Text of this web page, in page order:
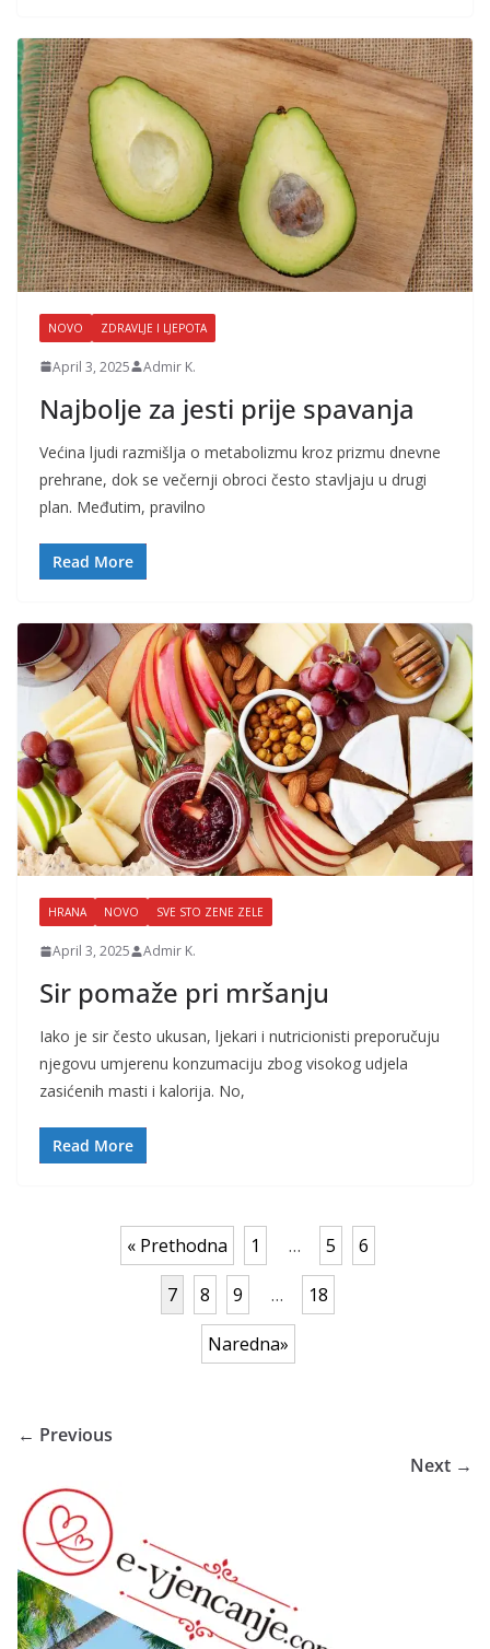
NOVO ZDRAVLJE I LJEPOTA
April 3, 2025 Admir K.
Najbolje za jesti prije spavanja
Većina ljudi razmišlja o metabolizmu kroz prizmu dnevne
prehrane, dok se večernji obroci često stavljaju u drugi
plan. Međutim, pravilno
Read More
HRANA NOVO SVE STO ZENE ZELE
April 3, 2025 Admir K.
Sir pomaže pri mršanju
Iako je sir često ukusan, ljekari i nutricionisti preporučuju
njegovu umjerenu konzumaciju zbog visokog udjela
zasićenih masti i kalorija. No,
Read More
« Prethodna 1 … 5 6
7 8 9 … 18
Naredna»
← Previous
Next →